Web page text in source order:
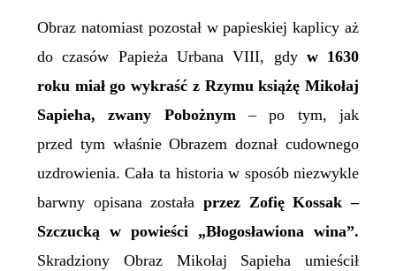
Obraz natomiast pozostał w papieskiej kaplicy aż
do czasów Papieża Urbana VIII, gdy w 1630
roku miał go wykraść z Rzymu książę Mikołaj
Sapieha, zwany Pobożnym–po tym, jak
przed tym właśnieObrazem doznał cudownego
uzdrowienia. Cała ta historia w sposób niezwykle
barwny opisana została przez Zofię Kossak –
Szczucką w powieści „Błogosławiona wina”.
Skradziony Obraz Mikołaj Sapiehaumieścił